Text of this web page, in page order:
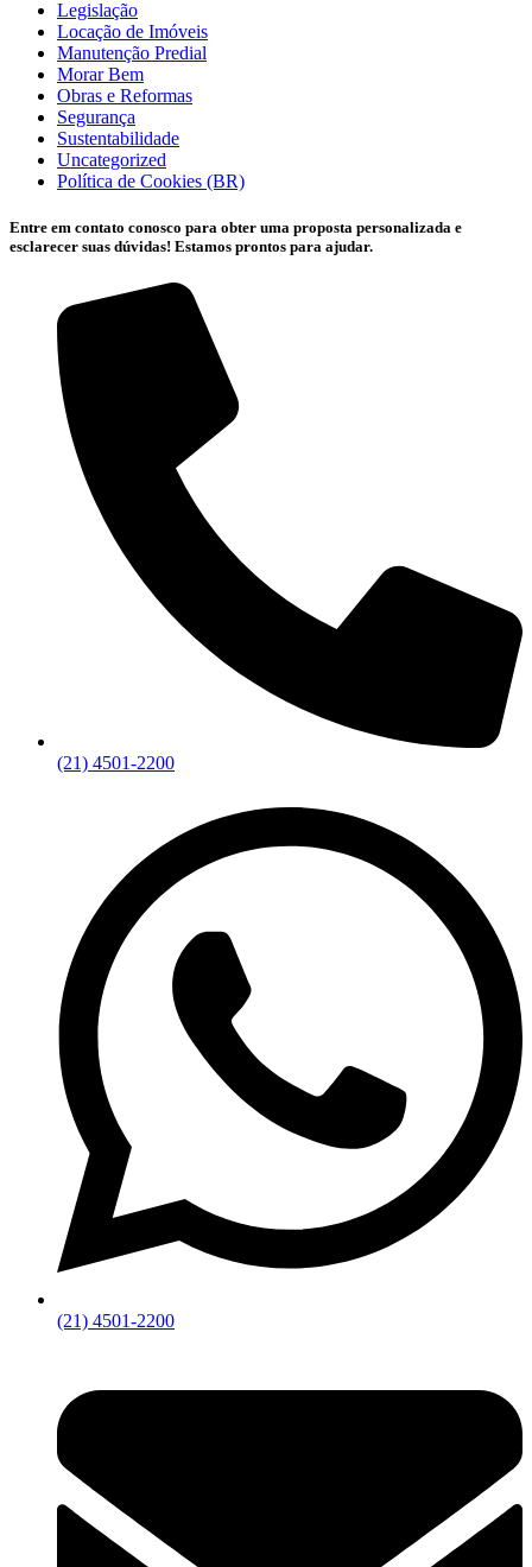
Legislação
Locação de Imóveis
Manutenção Predial
Morar Bem
Obras e Reformas
Segurança
Sustentabilidade
Uncategorized
Política de Cookies (BR)
Entre em contato conosco para obter uma proposta personalizada e
esclarecer suas dúvidas! Estamos prontos para ajudar.
(21) 4501-2200
(21) 4501-2200